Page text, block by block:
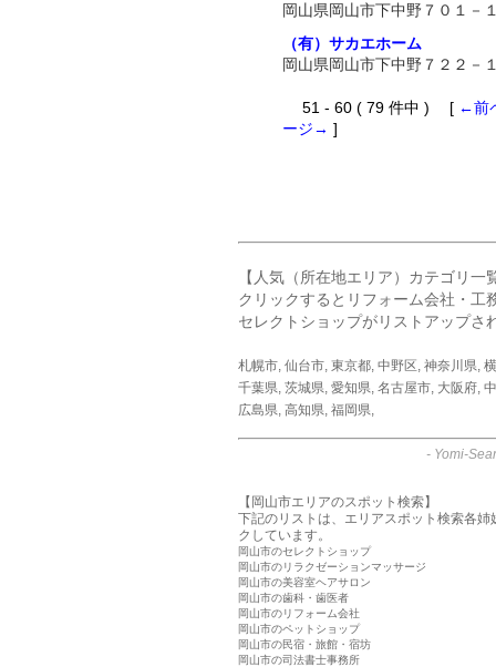
岡山県岡山市下中野７０１－
（有）サカエホーム
岡山県岡山市下中野７２２－
51 - 60 ( 79 件中 ) [ ←前
ージ→ ]
【人気（所在地エリア）カテゴリ一
クリックするとリフォーム会社・工
セレクトショップがリストアップさ
札幌市, 仙台市, 東京都, 中野区, 神奈川県,
千葉県, 茨城県, 愛知県, 名古屋市, 大阪府,
広島県, 高知県, 福岡県,
- Yomi-
【岡山市エリアのスポット検索】
下記のリストは、エリアスポット検索各
クしています。
岡山市のセレクトショップ
岡山市のリラクゼーションマッサージ
岡山市の美容室ヘアサロン
岡山市の歯科・歯医者
岡山市のリフォーム会社
岡山市のペットショップ
岡山市の民宿・旅館・宿坊
岡山市の司法書士事務所